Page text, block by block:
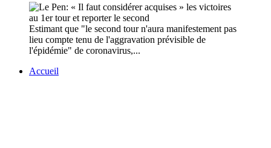
Estimant que "le second tour n'aura manifestement pas
lieu compte tenu de l'aggravation prévisible de
l'épidémie" de coronavirus,...
Accueil